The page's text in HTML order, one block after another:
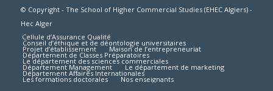
© Copyright - The School of Higher Commercial Studies (EHEC Algiers) -
Hec Alger
Cellule d’Assurance Qualité
Conseil d’éthique et de déontologie universitaires
Projet d’établissement Maison de l’entrepreneuriat
Département de Classes Préparatoires
Le département des sciences commerciales
Département Management Le département de marketing
Département Affaires Internationales
Les formations doctorales Nos enseignants